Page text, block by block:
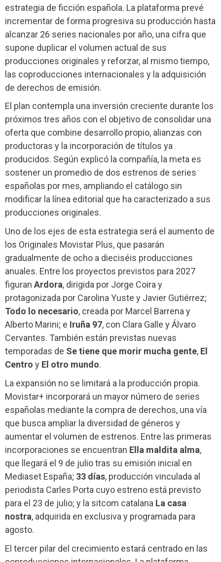
estrategia de ficción española. La plataforma prevé
incrementar de forma progresiva su producción hasta
alcanzar 26 series nacionales por año, una cifra que
supone duplicar el volumen actual de sus
producciones originales y reforzar, al mismo tiempo,
las coproducciones internacionales y la adquisición
de derechos de emisión.
El plan contempla una inversión creciente durante los
próximos tres años con el objetivo de consolidar una
oferta que combine desarrollo propio, alianzas con
productoras y la incorporación de títulos ya
producidos. Según explicó la compañía, la meta es
sostener un promedio de dos estrenos de series
españolas por mes, ampliando el catálogo sin
modificar la línea editorial que ha caracterizado a sus
producciones originales.
Uno de los ejes de esta estrategia será el aumento de
los Originales Movistar Plus, que pasarán
gradualmente de ocho a dieciséis producciones
anuales. Entre los proyectos previstos para 2027
figuran Ardora, dirigida por Jorge Coira y
protagonizada por Carolina Yuste y Javier Gutiérrez;
Todo lo necesario, creada por Marcel Barrena y
Alberto Marini; e Iruña 97, con Clara Galle y Álvaro
Cervantes. También están previstas nuevas
temporadas de Se tiene que morir mucha gente, El
Centro y El otro mundo.
La expansión no se limitará a la producción propia.
Movistar+ incorporará un mayor número de series
españolas mediante la compra de derechos, una vía
que busca ampliar la diversidad de géneros y
aumentar el volumen de estrenos. Entre las primeras
incorporaciones se encuentran Ella maldita alma,
que llegará el 9 de julio tras su emisión inicial en
Mediaset España; 33 días, producción vinculada al
periodista Carles Porta cuyo estreno está previsto
para el 23 de julio; y la sitcom catalana La casa
nostra, adquirida en exclusiva y programada para
agosto.
El tercer pilar del crecimiento estará centrado en las